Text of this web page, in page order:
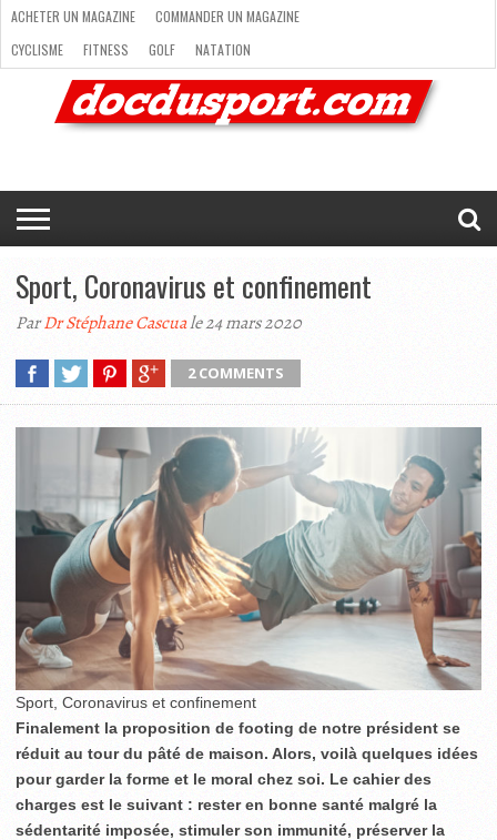
ACHETER
MAGAZINE
COMMANDER
UN
MAGAZINE
CYCLISME
FITNESS
GOLF
NATATION
RANDONNÉE
RUNNING
SKI
TRAIL
RUNNING
TRIATHLON
VOILE
NEWSLETTER
MAG’
EN
LIGNE
NOUS
CONTACTER
ACHETER UN MAGAZINE
COMMANDER UN MAGAZINE
CYCLISME
FITNESS GOLF
NATATION
RANDONNÉE
RUNNING SKI
TRAIL RUNNING
TRIATHLON
VOILE NEWSLETTER
MAG’ EN LIGNE
Sport, Coronavirus et confinement
ParDr Stéphane Cascuale 24 mars 2020
2 COMMENTS
Sport, Coronavirus et confinement
Finalement la proposition de footing de notre président se
réduit au tour du pâté de maison. Alors, voilà quelques idées
pour garder la forme et le moral chez soi. Le cahier des
charges est le suivant : rester en bonne santé malgré la
sédentarité imposée, stimuler son immunité, préserver la